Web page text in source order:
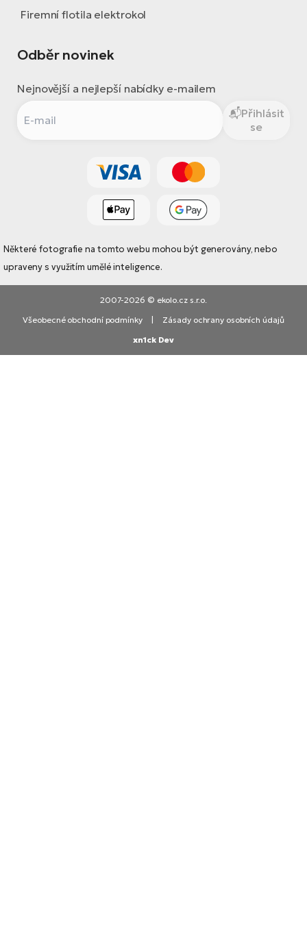
Firemní flotila elektrokol
Odběr novinek
Nejnovější a nejlepší nabídky e-mailem
Přihlásit
se
Některé fotografie na tomto webu mohou být generovány, nebo
upraveny s využitím umělé inteligence.
2007-2026 © ekolo.cz s.r.o.
Všeobecné obchodní podmínky
Zásady ochrany osobních údajů
xn1ck Dev